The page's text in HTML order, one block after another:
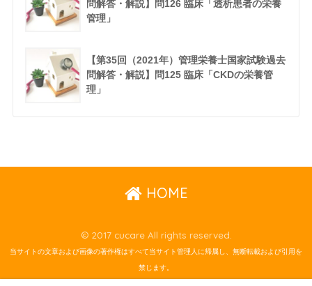
問解答・解説】問126 臨床「透析患者の栄養
管理」
【第35回（2021年）管理栄養士国家試験過去
問解答・解説】問125 臨床「CKDの栄養管
理」
HOME
© 2017 cucare All rights reserved.
当サイトの文章および画像の著作権はすべて当サイト管理人に帰属し、無断転載および引用を
禁じます。